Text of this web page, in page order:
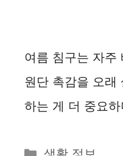
여름 침구는 자주
원단 촉감을 오래
하는 게 더 중요
카